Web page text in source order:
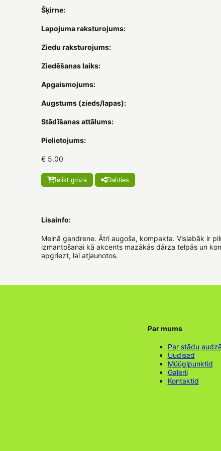
Šķirne:
Lapojuma raksturojums:
Ziedu raksturojums:
Ziedēšanas laiks:
Apgaismojums:
Augstums (zieds/lapas):
Stādīšanas attālums:
Pielietojums:
€ 5.00
Ielikt grozā Dalīties
Lisainfo:
Melnā gandrene. Ātri augoša, kompakta. Vislabāk ir
izmantošanai kā akcents mazākās dārza telpās un
apgriezt, lai atjaunotos.
Par mums
Par stādu
Uudised
Müügipunktid
Galerii
Kontaktid